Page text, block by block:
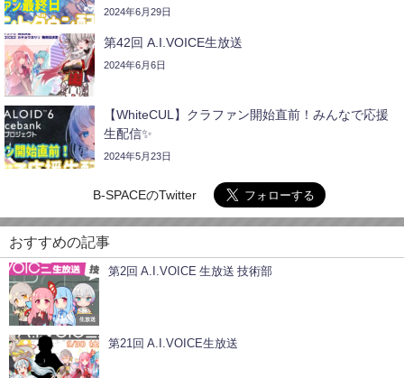
2024年6月29日
第42回 A.I.VOICE生放送
2024年6月6日
【WhiteCUL】クラファン開始直前！みんなで応援
生配信✨
2024年5月23日
B-SPACEのTwitter
おすすめの記事
生放送
第2回 A.I.VOICE 生放送 技術部
第21回 A.I.VOICE生放送